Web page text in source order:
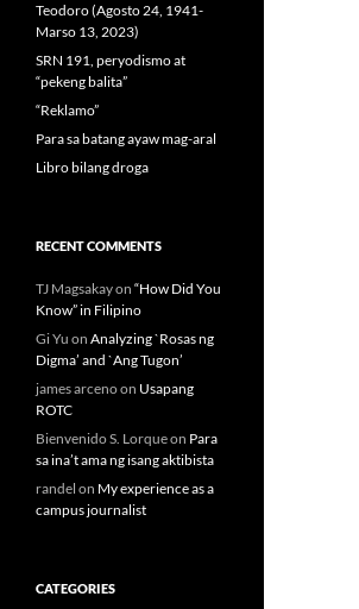
Teodoro (Agosto 24, 1941-
Marso 13, 2023)
SRN 191, peryodismo at
“pekeng balita”
“Reklamo”
Para sa batang ayaw mag-aral
Libro bilang droga
RECENT COMMENTS
TJ Magsakayon “How Did You
Know” in Filipino
Gi Yu on Analyzing `Rosas ng
Digma’ and `Ang Tugon’
james arcenoon Usapang
ROTC
Bienvenido S. Lorqueon Para
sa ina’t ama ng isang aktibista
randel on My experience as a
campus journalist
CATEGORIES